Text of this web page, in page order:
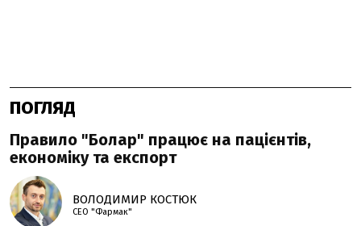
ПОГЛЯД
Правило "Болар" працює на пацієнтів,
економіку та експорт
ВОЛОДИМИР КОСТЮК
CEO "Фармак"